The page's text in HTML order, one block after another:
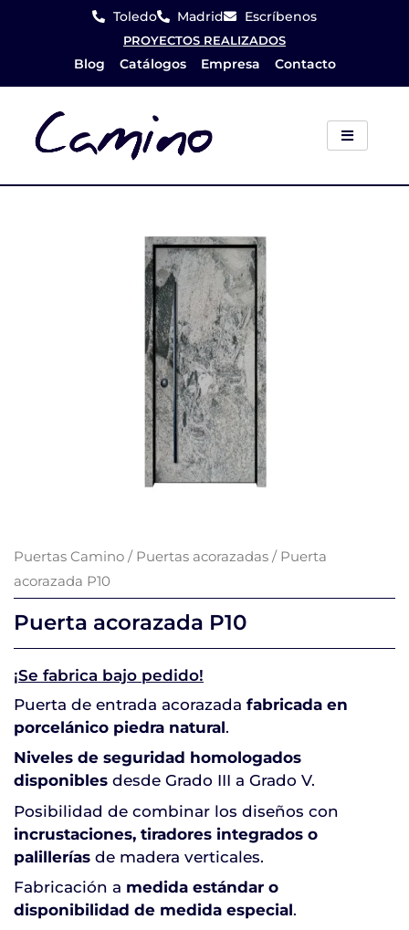
Toledo Madrid Escríbenos
PROYECTOS REALIZADOS
Blog Catálogos Empresa Contacto
Puertas Camino / Puertas acorazadas / Puerta
acorazada P10
Puerta acorazada P10
¡Se fabrica bajo pedido!
Puerta de entrada acorazada fabricada en
porcelánico piedra natural.
Niveles de seguridad homologados
disponibles desde Grado III a Grado V.
Posibilidad de combinar los diseños con
incrustaciones, tiradores integrados o
palillerías de madera verticales.
Fabricación a medida estándar o
disponibilidad de medida especial.